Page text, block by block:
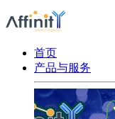
首页
产品与服务